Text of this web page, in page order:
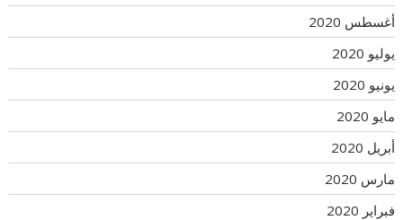
أغسطس 2020
يوليو 2020
يونيو 2020
مايو 2020
أبريل 2020
مارس 2020
فبراير 2020